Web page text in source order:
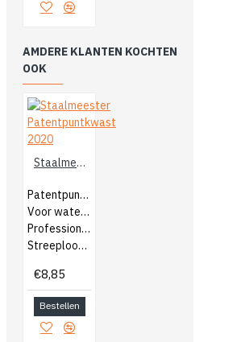
AMDERE KLANTEN KOCHTEN
OOK
Staalmeester Patentpuntkwast 2020
Patentpuntkwast
Voor watergedragen en terpentine
Professionele kwast
Streeploos eindresultaat
€8,85
Bestellen